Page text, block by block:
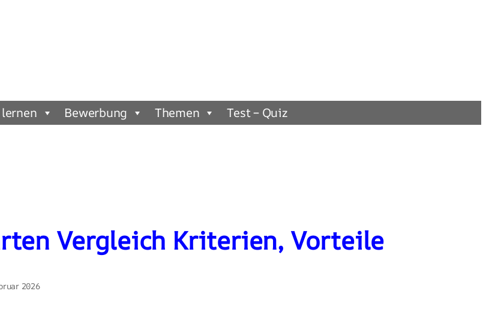
Bewerbung Themen Test – Quiz
Vergleich Kriterien, Vorteile
2026